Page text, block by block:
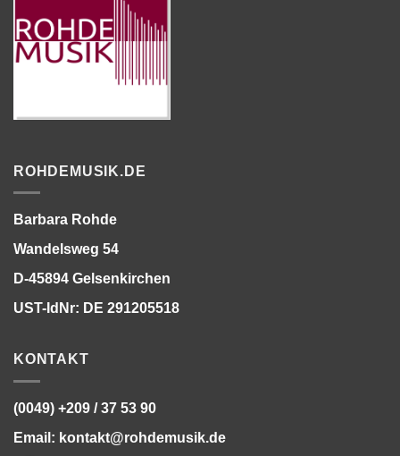
ROHDEMUSIK.DE
Barbara Rohde
Wandelsweg 54
D-45894 Gelsenkirchen
UST-IdNr: DE 291205518
KONTAKT
(0049) +209 / 37 53 90
Email: kontakt@rohdemusik.de